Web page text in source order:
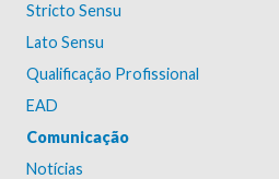
Stricto Sensu
Lato Sensu
Qualificação Profissional
EAD
Comunicação
Notícias